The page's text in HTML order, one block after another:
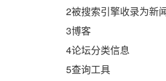
2被搜索引擎收录为新
3博客
4论坛分类信息
5查询工具